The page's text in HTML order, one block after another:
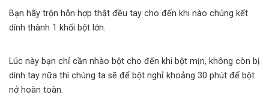
Bạn hãy trộn hỗn hợp thật đều tay cho đến khi nào chúng kết
dính thành 1 khối bột lớn.
Lúc này bạn chỉ cần nhào bột cho đến khi bột mịn, không còn bị
dính tay nữa thì chúng ta sẽ để bột nghỉ khoảng 30 phút để bột
nở hoàn toàn.